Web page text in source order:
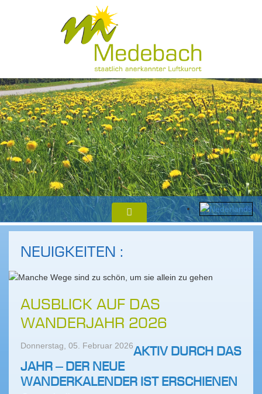
NEUIGKEITEN :
AUSBLICK AUF DAS
WANDERJAHR 2026
Donnerstag, 05. Februar 2026AKTIV DURCH DAS
JAHR – DER NEUE
WANDERKALENDER IST ERSCHIENEN